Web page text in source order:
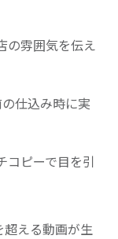
の雰囲気を伝え
仕込み時に実
コピーで目を引
える動画が生